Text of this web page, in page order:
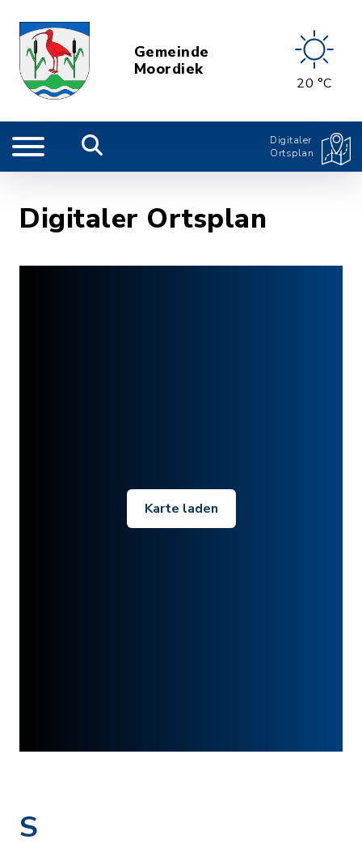
Gemeinde
Moordiek
20 °C
Digitaler
Ortsplan
Digitaler Ortsplan
Karte laden
S